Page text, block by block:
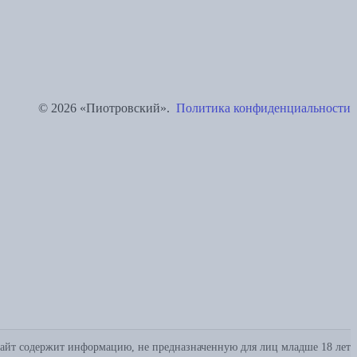
© 2026 «Пиотровский». Политика конфиденциальности
содержит информацию, не предназначенную для лиц младше 18 лет